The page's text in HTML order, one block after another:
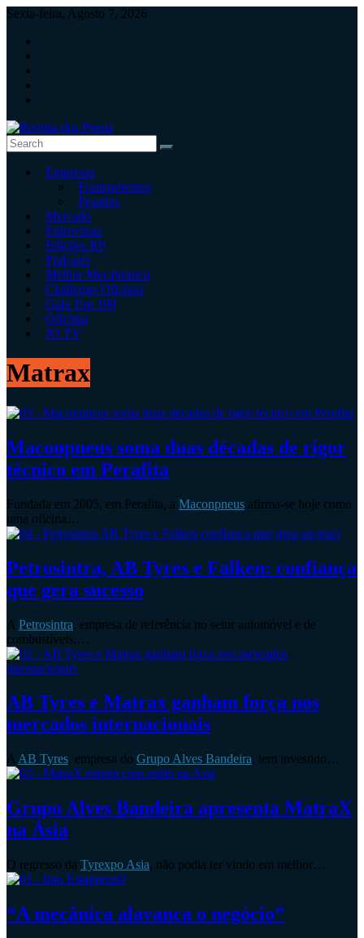
Skip
content
Sexta-feira, Agosto 7, 2026
Revista
dos
independente
serviços
Empresas
Equipamentos
Pesados
Mercado
Entrevistas
Edições RP
Podcasts
Melhor Mecatrónico
Challenge Oficinas
Gala Top 100
Oficinas
JO TV
Matrax
Maconpneus soma duas décadas de rigor
técnico em Perafita
Fundada em 2005, em Perafita, a Maconpneus afirma-se hoje como
uma oficina…
Petrosintra, AB Tyres e Falken: confiança
que gera sucesso
A Petrosintra, empresa de referência no setor automóvel e de
combustíveis,…
AB Tyres e Matrax ganham força nos
mercados internacionais
A AB Tyres, empresa do Grupo Alves Bandeira, tem investido…
Grupo Alves Bandeira apresenta MatraX
na Ásia
O regresso da Tyrexpo Asia, não podia ter vindo em melhor…
“A mecânica alavanca o negócio”